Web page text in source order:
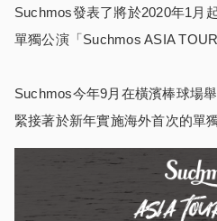
Suchmos發表了將於2020年1月
單獨公演「Suchmos ASIA TOUR
Suchmos今年9月在橫濱棒球場
緊接著於新年實施海外首次的單